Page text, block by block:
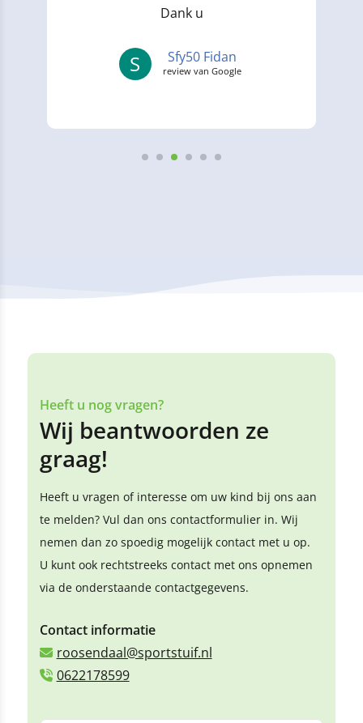
Dank u
S Sfy50 Fidan
review van Google
Heeft u nog vragen?
Wij beantwoorden ze
graag!
Heeft u vragen of interesse om uw kind bij ons aan
te melden? Vul dan ons contactformulier in. Wij
nemen dan zo spoedig mogelijk contact met u op.
U kunt ook rechtstreeks contact met ons opnemen
via de onderstaande contactgegevens.
Contact informatie
roosendaal@sportstuif.nl
0622178599